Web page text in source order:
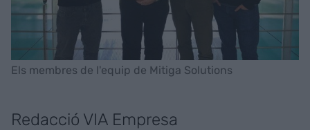
Els membres de l'equip de Mitiga Solutions
Redacció VIA Empresa